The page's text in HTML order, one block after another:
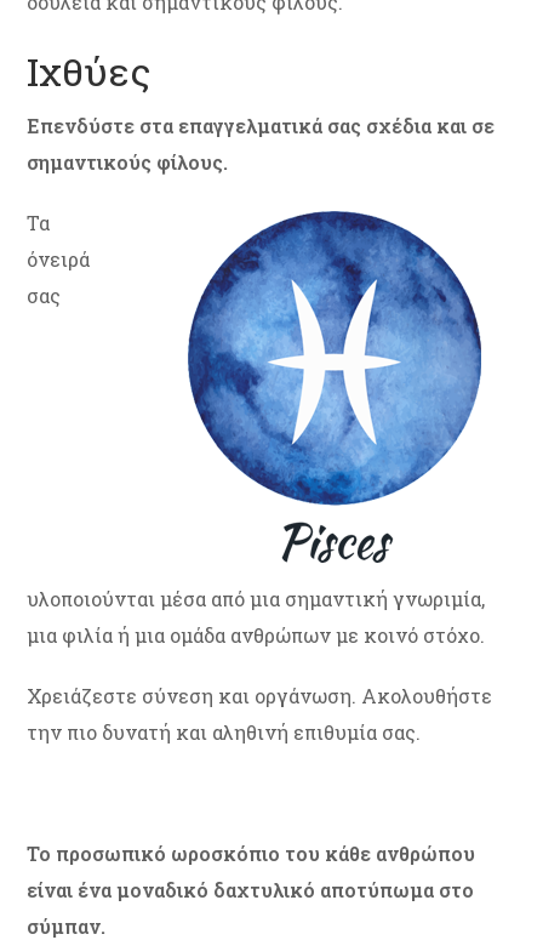
Ιχθύες
Επενδύστε στα επαγγελματικά σας σχέδια και σε
σημαντικούς φίλους.
Τα
όνειρά
σας
υλοποιούνται μέσα από μια σημαντική γνωριμία,
μια φιλία ή μια ομάδα ανθρώπων με κοινό στόχο.
Χρειάζεστε σύνεση και οργάνωση. Ακολουθήστε
την πιο δυνατή και αληθινή επιθυμία σας.
Το προσωπικό ωροσκόπιο του κάθε ανθρώπου
είναι ένα μοναδικό δαχτυλικό αποτύπωμα στο
σύμπαν.